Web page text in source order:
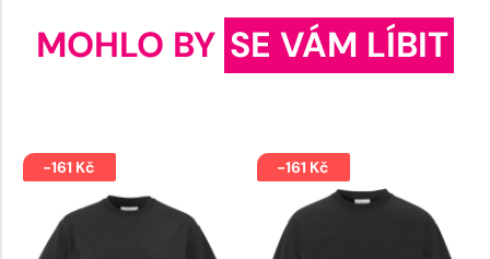
MOHLO BY SE VÁM LÍBIT
-161 Kč -161 Kč